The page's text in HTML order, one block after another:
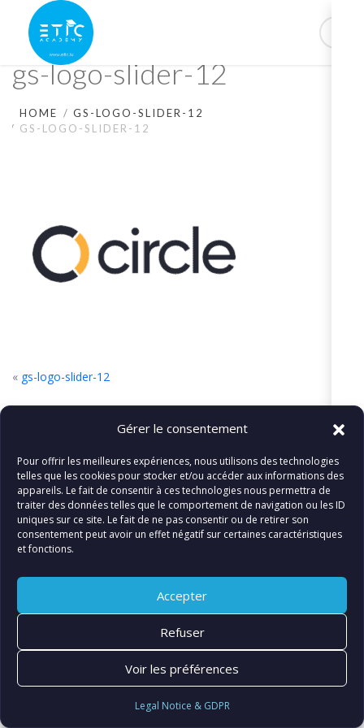
Gérer le consentement
Pour offrir les meilleures expériences, nous utilisons des technologies
telles que les cookies pour stocker et/ou accéder aux informations des
appareils. Le fait de consentir à ces technologies nous permettra de
traiter des données telles que le comportement de navigation ou les ID
uniques sur ce site. Le fait de ne pas consentir ou de retirer son
consentement peut avoir un effet négatif sur certaines caractéristiques
et fonctions.
Accepter
Refuser
Voir les préférences
Legal Notice & GDPR
gs-logo-slider-12
HOME
GS-LOGO-SLIDER-12
GS-LOGO-SLIDER-12
« gs-logo-slider-12
© FIATLUX INTERNATIONAL SARL